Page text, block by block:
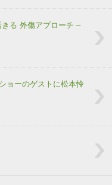
きる 外傷アプローチ –
ョーのゲストに松本怜